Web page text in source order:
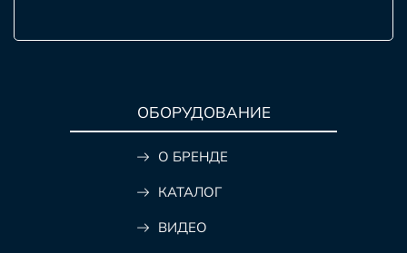
ОБОРУДОВАНИЕ
О БРЕНДЕ
КАТАЛОГ
ВИДЕО